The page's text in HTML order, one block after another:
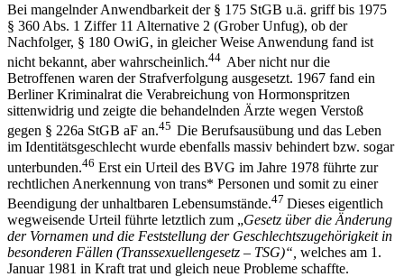
Bei mangelnder Anwendbarkeit der § 175 StGB u.ä. griff bis 1975
§ 360 Abs. 1 Ziffer 11 Alternative 2 (Grober Unfug), ob der
Nachfolger, § 180 OwiG, in gleicher Weise Anwendung fand ist
nicht bekannt, aber wahrscheinlich.44 Aber nicht nur die
Betroffenen waren der Strafverfolgung ausgesetzt. 1967 fand ein
Berliner Kriminalrat die Verabreichung von Hormonspritzen
sittenwidrig und zeigte die behandelnden Ärzte wegen Verstoß
gegen § 226a StGB aF an.45 Die Berufsausübung und das Leben
im Identitätsgeschlecht wurde ebenfalls massiv behindert bzw. sogar
unterbunden.46 Erst ein Urteil des BVG im Jahre 1978 führte zur
rechtlichen Anerkennung von trans* Personen und somit zu einer
Beendigung der unhaltbaren Lebensumstände.47 Dieses eigentlich
wegweisende Urteil führte letztlich zum „Gesetz über die Änderung
der Vornamen und die Feststellung der Geschlechtszugehörigkeit in
besonderen Fällen (Transsexuellengesetz – TSG)“, welches am 1.
Januar 1981 in Kraft trat und gleich neue Probleme schaffte.